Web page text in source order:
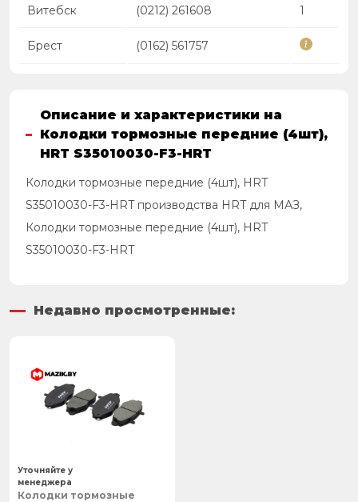
Витебск (0212) 261608 1
Брест (0162) 561757
Описание и характеристики на
Колодки тормозные передние (4шт),
HRT S35010030-F3-HRT
Колодки тормозные передние (4шт), HRT
S35010030-F3-HRT производства HRT для МАЗ,
Колодки тормозные передние (4шт), HRT
S35010030-F3-HRT
Недавно просмотренные:
Колодки тормозные
Уточняйте у
менеджера